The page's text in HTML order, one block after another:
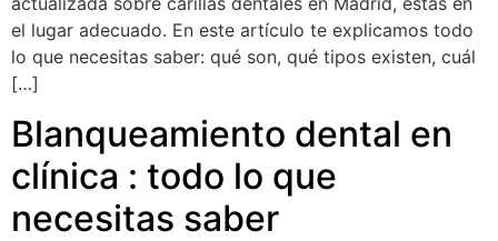
el lugar adecuado. En este artículo te explicamos todo
lo que necesitas saber: qué son, qué tipos existen, cuál
[…]
Blanqueamiento dental en
clínica : todo lo que
necesitas saber